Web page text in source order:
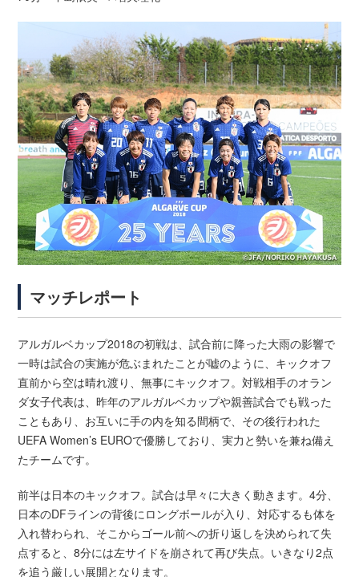
マッチレポート
アルガルベカップ2018の初戦は、試合前に降った大雨の影響で
一時は試合の実施が危ぶまれたことが嘘のように、キックオフ
直前から空は晴れ渡り、無事にキックオフ。対戦相手のオラン
ダ女子代表は、昨年のアルガルベカップや親善試合でも戦った
こともあり、お互いに手の内を知る間柄で、その後行われた
UEFA Women’s EUROで優勝しており、実力と勢いを兼ね備え
たチームです。
前半は日本のキックオフ。試合は早々に大きく動きます。4分、
日本のDFラインの背後にロングボールが入り、対応するも体を
入れ替わられ、そこからゴール前への折り返しを決められて失
点すると、8分には左サイドを崩されて再び失点。いきなり2点
を追う厳しい展開となります。